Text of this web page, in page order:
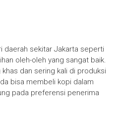
daerah sekitar Jakarta seperti
oleh-oleh yang sangat baik.
dan sering kali di produksi
bisa membeli kopi dalam
pada preferensi penerima